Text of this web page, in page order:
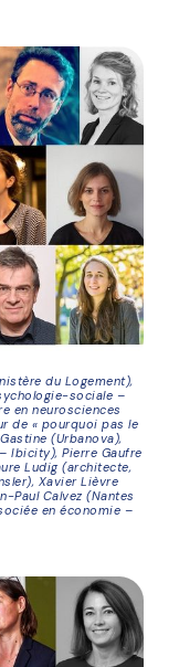
du Logement),
sociale –
en neurosciences
de « pourquoi pas le
(Urbanova),
Ibicity), Pierre Gaufre
Ludig (architecte,
Xavier Lièvre
Paul Calvez (Nantes
en économie –